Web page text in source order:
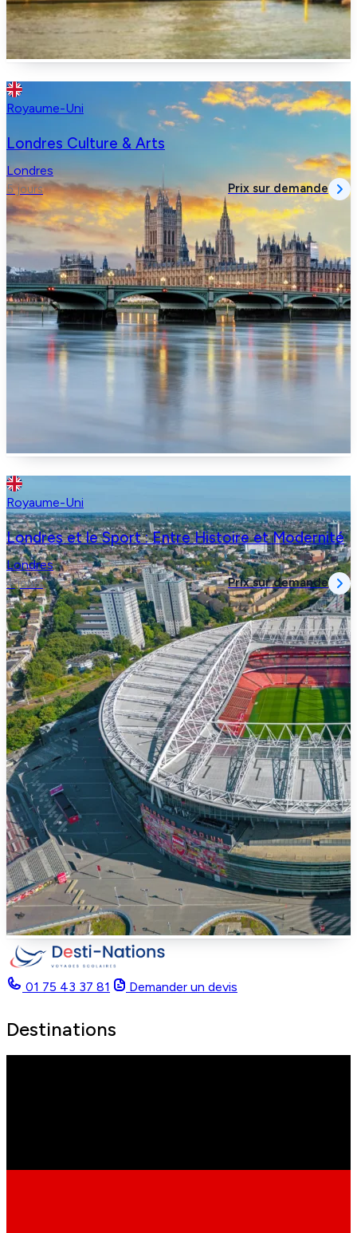
Royaume-Uni
Londres Culture & Arts
Londres
5 jours Prix sur demande
Royaume-Uni
Londres et le Sport : Entre Histoire et Modernité
Londres
4 jours Prix sur demande
01 75 43 37 81 Demander un devis
Destinations